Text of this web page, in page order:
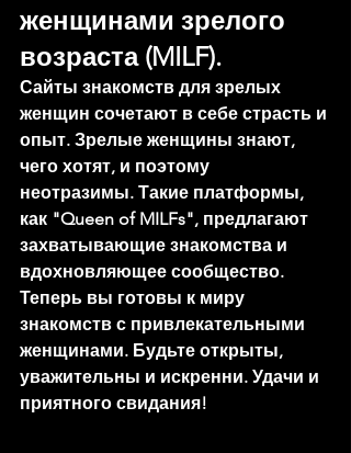
женщинами зрелого
возраста (MILF).
Сайты знакомств для зрелых
женщин сочетают в себе страсть и
опыт. Зрелые женщины знают,
чего хотят, и поэтому
неотразимы. Такие платформы,
как "Queen of MILFs", предлагают
захватывающие знакомства и
вдохновляющее сообщество.
Теперь вы готовы к миру
знакомств с привлекательными
женщинами. Будьте открыты,
уважительны и искренни. Удачи и
приятного свидания!